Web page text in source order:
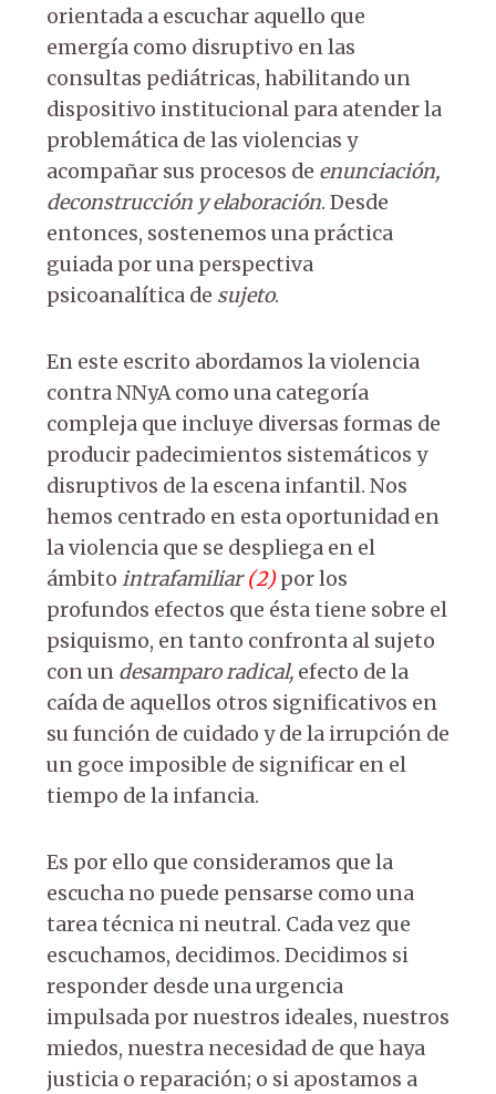
orientada a escuchar aquello que
emergía como disruptivo en las
consultas pediátricas, habilitando un
dispositivo institucional para atender la
problemática de las violencias y
acompañar sus procesos de enunciación,
deconstrucción y elaboración. Desde
entonces, sostenemos una práctica
guiada por una perspectiva
psicoanalítica de sujeto.
En este escrito abordamos la violencia
contra NNyA como una categoría
compleja que incluye diversas formas de
producir padecimientos sistemáticos y
disruptivos de la escena infantil. Nos
hemos centrado en esta oportunidad en
la violencia que se despliega en el
ámbito intrafamiliar (2) por los
profundos efectos que ésta tiene sobre el
psiquismo, en tanto confronta al sujeto
con un desamparo radical, efecto de la
caída de aquellos otros significativos en
su función de cuidado y de la irrupción de
un goce imposible de significar en el
tiempo de la infancia.
Es por ello que consideramos que la
escucha no puede pensarse como una
tarea técnica ni neutral. Cada vez que
escuchamos, decidimos. Decidimos si
responder desde una urgencia
impulsada por nuestros ideales, nuestros
miedos, nuestra necesidad de que haya
justicia o reparación; o si apostamos a